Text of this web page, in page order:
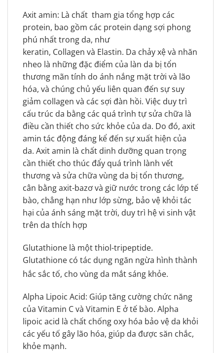
Axit amin: Là chất tham gia tổng hợp các
protein, bao gồm các protein dạng sợi phong
phú nhất trong da, như
keratin, Collagen và Elastin. Da chảy xệ và nhăn
nheo là những đặc điểm của làn da bị tổn
thương mãn tính do ánh nắng mặt trời và lão
hóa, và chúng chủ yếu liên quan đến sự suy
giảm collagen và các sợi đàn hồi. Việc duy trì
cấu trúc da bằng các quá trình tự sửa chữa là
điều cần thiết cho sức khỏe của da. Do đó, axit
amin tác động đáng kể đến sự xuất hiện của
da. Axit amin là chất dinh dưỡng quan trọng
cần thiết cho thúc đẩy quá trình lành vết
thương và sửa chữa vùng da bị tổn thương,
cân bằng axit-bazơ và giữ nước trong các lớp tế
bào, chẳng hạn như lớp sừng, bảo vệ khỏi tác
hại của ánh sáng mặt trời, duy trì hệ vi sinh vật
trên da thích hợp
Glutathione là một thiol-tripeptide.
Glutathione có tác dụng ngăn ngừa hình thành
hắc sắc tố, cho vùng da mắt sáng khỏe.
Alpha Lipoic Acid: Giúp tăng cường chức năng
của Vitamin C và Vitamin E ở tế bào. Alpha
lipoic acid là chất chống oxy hóa bảo vệ da khỏi
các yếu tố gây lão hóa, giúp da được săn chắc,
khỏe mạnh.